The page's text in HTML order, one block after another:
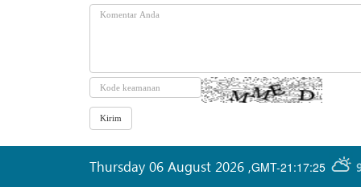
GMT-21:17:25
Thursday 06 August 2026 ,